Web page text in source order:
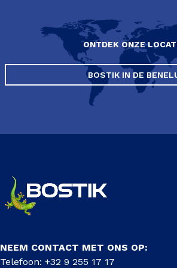
ONTDEK ONZE
BOSTIK IN DE
NEEM CONTACT MET ONS OP:
Telefoon: +32 9 255 17 17